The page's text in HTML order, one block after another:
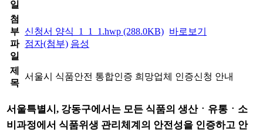
일
첨
부
파
일
신청서 양식_1_1_1.hwp (288.0KB) 바로보기
점자(첨부) 음성
제
목
서울시 식품안전 통합인증 희망업체 인증신청 안내
서울특별시, 강동구에서는 모든 식품의 생산ㆍ유통ㆍ소
비과정에서 식품위생 관리체계의 안전성을 인증하고 안